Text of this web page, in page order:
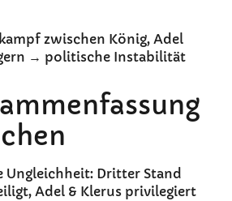
zwischen König, Adel
→ politische Instabilität
Ungleichheit: Dritter Stand
Adel & Klerus privilegiert